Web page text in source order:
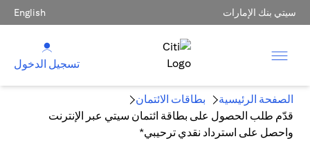
سيتي بنك الإمارات English
تسجيل الدخول
الصفحة الرئيسية
بطاقات الائتمان
قدّم طلب الحصول على بطاقة ائتمان سيتي عبر الإنترنت
واحصل على استرداد نقدي ترحيبي*